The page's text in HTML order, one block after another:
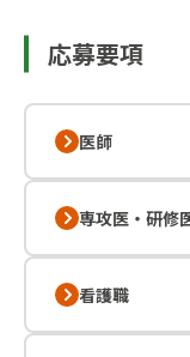
応募要項
医師
専攻医・研修
看護職